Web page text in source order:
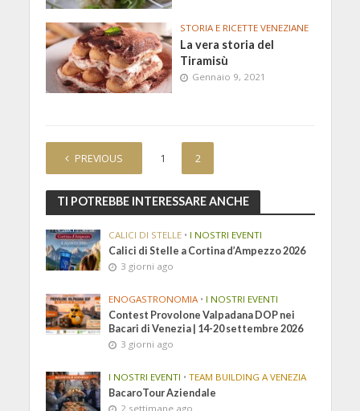
STORIA E RICETTE VENEZIANE
La vera storia del
Tiramisù
Gennaio 9, 2021
PREVIOUS 1 2
TI POTREBBE INTERESSARE ANCHE
CALICI DI STELLE • I NOSTRI EVENTI
Calici di Stelle a Cortina d’Ampezzo 2026
3 giorni ago
ENOGASTRONOMIA • I NOSTRI EVENTI
Contest Provolone Valpadana DOP nei
Bacari di Venezia | 14-20 settembre 2026
3 giorni ago
I NOSTRI EVENTI • TEAM BUILDING A VENEZIA
BacaroTour Aziendale
2 settimane ago